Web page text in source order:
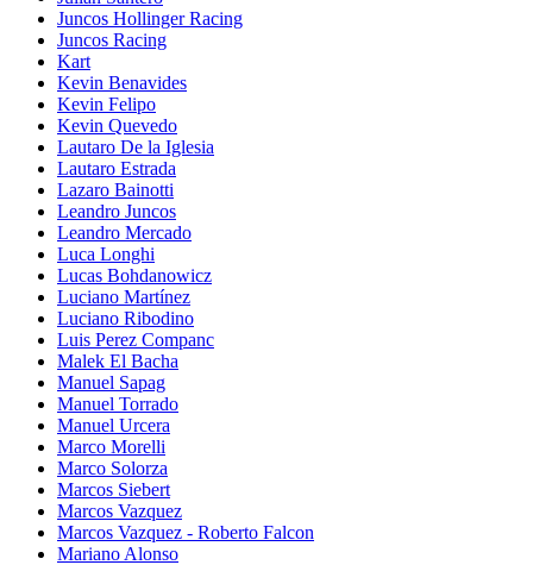
Juncos Hollinger Racing
Juncos Racing
Kart
Kevin Benavides
Kevin Felipo
Kevin Quevedo
Lautaro De la Iglesia
Lautaro Estrada
Lazaro Bainotti
Leandro Juncos
Leandro Mercado
Luca Longhi
Lucas Bohdanowicz
Luciano Martínez
Luciano Ribodino
Luis Perez Companc
Malek El Bacha
Manuel Sapag
Manuel Torrado
Manuel Urcera
Marco Morelli
Marco Solorza
Marcos Siebert
Marcos Vazquez
Marcos Vazquez - Roberto Falcon
Mariano Alonso